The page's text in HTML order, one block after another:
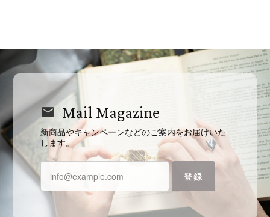
Mail Magazine
新商品やキャンペーンなどのご案内をお届けいた
します。
登録